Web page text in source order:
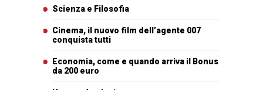
Scienza e Filosofia
Cinema, il nuovo film dell’agente 007
conquista tutti
Economia, come e quando arriva il Bonus
da 200 euro